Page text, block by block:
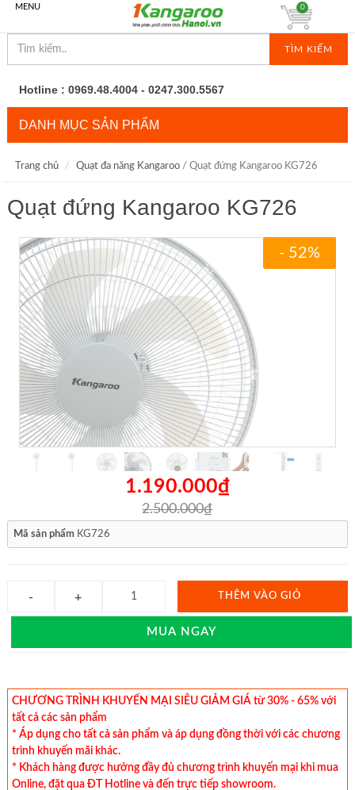
MENU
TÌM KIẾM
0
Hotline : 0969.48.4004 - 0247.300.5567
DANH MỤC SẢN PHẨM
Trang chủ Quạt đa năng Kangaroo/ Quạt đứng Kangaroo KG726
Quạt đứng Kangaroo KG726
- 52%
1.190.000₫
2.500.000₫
Mã sản phẩm KG726
THÊM VÀO GIỎ
MUA NGAY
CHƯƠNG TRÌNH KHUYẾN MẠI SIÊU GIẢM GIÁ từ 30% - 65% với
tất cả các sản phẩm
* Áp dụng cho tất cả sản phẩm và áp dụng đồng thời với các chương
trình khuyến mãi khác.
* Khách hàng được hưởng đầy đủ chương trình khuyến mại khi mua
Online, đặt qua ĐT Hotline và đến trực tiếp showroom.